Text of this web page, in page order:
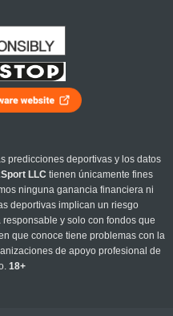
predicciones deportivas y los datos
LLC tienen únicamente fines
ninguna ganancia financiera ni
deportivas implican un riesgo
y solo con fondos que
que conoce tiene problemas con la
de apoyo profesional de
18+